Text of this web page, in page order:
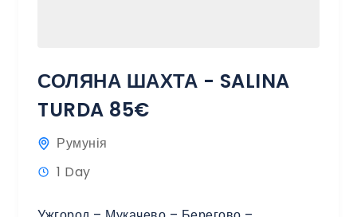
СОЛЯНА ШАХТА - SALINA
TURDA 85€
Румунія
1 Day